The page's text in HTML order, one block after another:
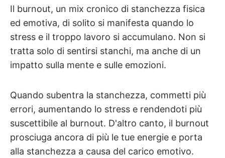
Il burnout, un mix cronico di stanchezza fisica
ed emotiva, di solito si manifesta quando lo
stress e il troppo lavoro si accumulano. Non si
tratta solo di sentirsi stanchi, ma anche di un
impatto sulla mente e sulle emozioni.
Quando subentra la stanchezza, commetti più
errori, aumentando lo stress e rendendoti più
suscettibile al burnout. D'altro canto, il burnout
prosciuga ancora di più le tue energie e porta
alla stanchezza a causa del carico emotivo.